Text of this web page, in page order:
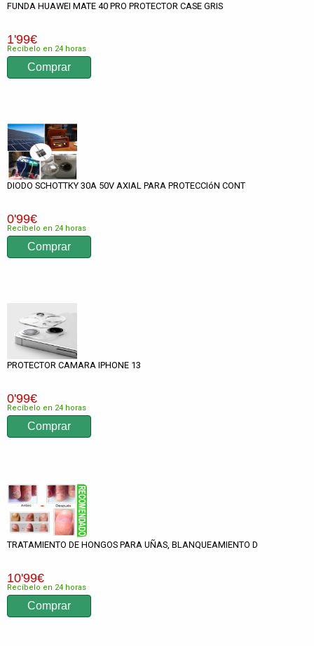
FUNDA HUAWEI MATE 40 PRO PROTECTOR CASE GRIS
1'99€
Recíbelo en 24 horas
DIODO SCHOTTKY 30A 50V AXIAL PARA PROTECCIóN CONT
0'99€
Recíbelo en 24 horas
PROTECTOR CAMARA IPHONE 13
0'99€
Recíbelo en 24 horas
TRATAMIENTO DE HONGOS PARA UÑAS, BLANQUEAMIENTO D
10'99€
Recíbelo en 24 horas